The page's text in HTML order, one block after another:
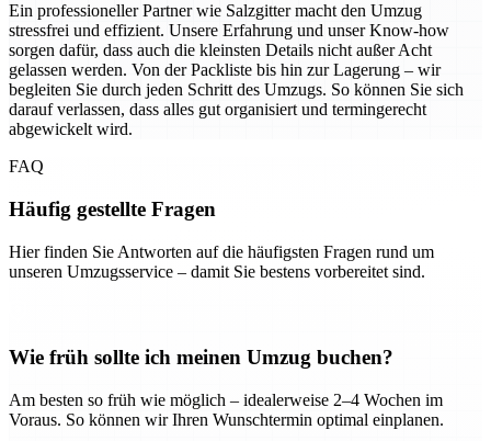
Ein professioneller Partner wie Salzgitter macht den Umzug
stressfrei und effizient. Unsere Erfahrung und unser Know-how
sorgen dafür, dass auch die kleinsten Details nicht außer Acht
gelassen werden. Von der Packliste bis hin zur Lagerung – wir
begleiten Sie durch jeden Schritt des Umzugs. So können Sie sich
darauf verlassen, dass alles gut organisiert und termingerecht
abgewickelt wird.
FAQ
Häufig gestellte Fragen
Hier finden Sie Antworten auf die häufigsten Fragen rund um
unseren Umzugsservice – damit Sie bestens vorbereitet sind.
Wie früh sollte ich meinen Umzug buchen?
Am besten so früh wie möglich – idealerweise 2–4 Wochen im
Voraus. So können wir Ihren Wunschtermin optimal einplanen.